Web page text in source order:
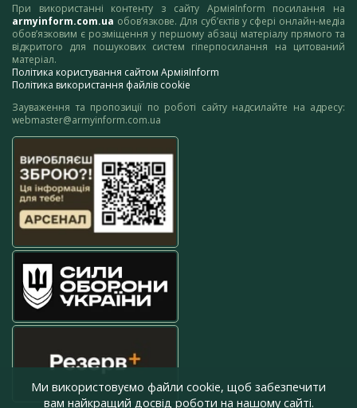
При використанні контенту з сайту АрміяInform посилання на
armyinform.com.ua обов’язкове. Для суб’єктів у сфері онлайн-медіа
обов’язковим є розміщення у першому абзаці матеріалу прямого та
відкритого для пошукових систем гіперпосилання на цитований
матеріал.
Політика користування сайтом АрміяInform
Політика використання файлів cookie
Зауваження та пропозиції по роботі сайту надсилайте на адресу:
webmaster@armyinform.com.ua
Ми використовуємо файли cookie, щоб забезпечити
вам найкращий досвід роботи на нашому сайті.